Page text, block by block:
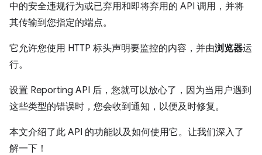
中的安全违规行为或已弃用和即将弃用的 API 调用，并将
其传输到您指定的端点。
它允许您使用 HTTP 标头声明要监控的内容，并由浏览器运
行。
设置 Reporting API 后，您就可以放心了，因为当用户遇到
这些类型的错误时，您会收到通知，以便及时修复。
本文介绍了此 API 的功能以及如何使用它。让我们深入了
解一下！